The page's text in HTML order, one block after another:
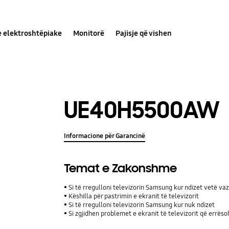
elektroshtëpiake Monitorë Pajisje që vishen
UE40H5500AW
Informacione për Garancinë
Temat e Zakonshme
Si të rregulloni televizorin Samsung kur ndizet vetë
Këshilla për pastrimin e ekranit të televizorit
Si të rregulloni televizorin Samsung kur nuk ndizet
Si zgjidhen problemet e ekranit të televizorit që